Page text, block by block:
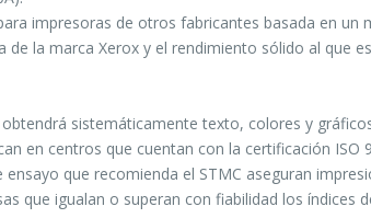
impresoras de otros fabricantes basada en un
la marca Xerox y el rendimiento sólido al que
sistemáticamente texto, colores y
en centros que cuentan con la certificación ISO
que recomienda el STMC aseguran
que igualan o superan con fiabilidad los índices